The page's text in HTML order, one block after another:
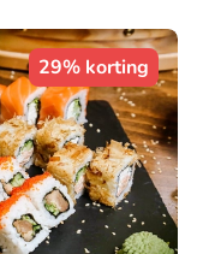
29% korting